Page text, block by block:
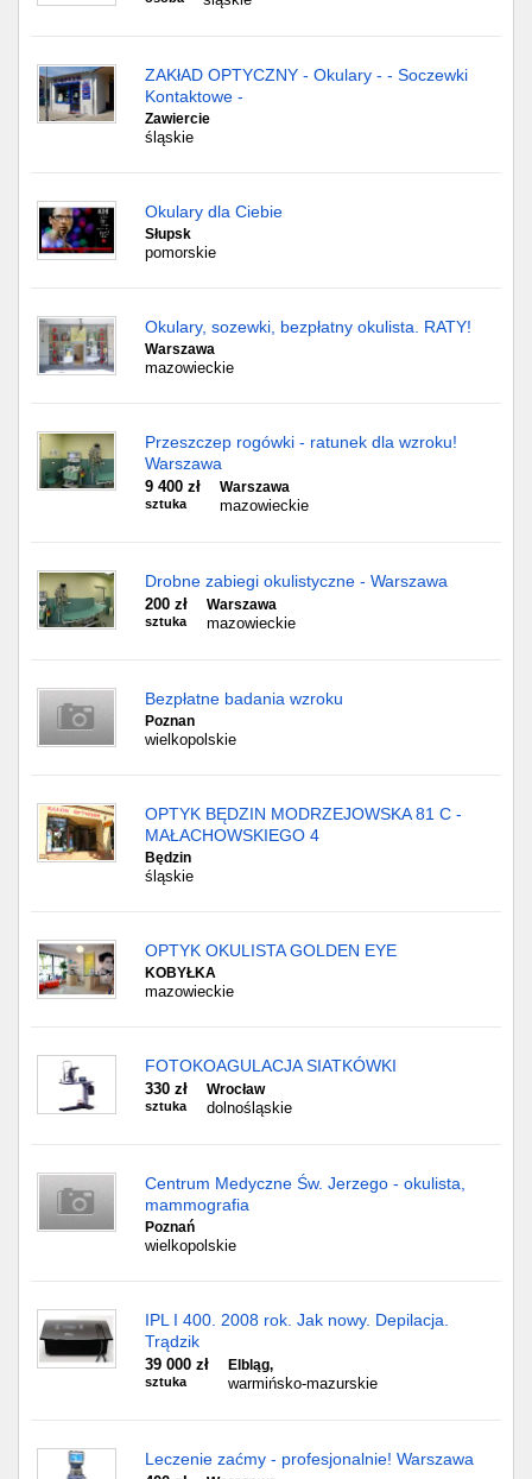
ZAKłAD OPTYCZNY - Okulary - - Soczewki
Kontaktowe -
Zawiercie
śląskie
Okulary dla Ciebie
Słupsk
pomorskie
Okulary, sozewki, bezpłatny okulista. RATY!
Warszawa
mazowieckie
Przeszczep rogówki - ratunek dla wzroku!
Warszawa
9 400 zł
sztuka
Warszawa
mazowieckie
Drobne zabiegi okulistyczne - Warszawa
200 zł
sztuka
Warszawa
mazowieckie
Bezpłatne badania wzroku
Poznan
wielkopolskie
OPTYK BĘDZIN MODRZEJOWSKA 81 C -
MAŁACHOWSKIEGO 4
Będzin
śląskie
OPTYK OKULISTA GOLDEN EYE
KOBYŁKA
mazowieckie
FOTOKOAGULACJA SIATKÓWKI
330 zł
sztuka
Wrocław
dolnośląskie
Centrum Medyczne Św. Jerzego - okulista,
mammografia
Poznań
wielkopolskie
IPL I 400. 2008 rok. Jak nowy. Depilacja.
Trądzik
39 000 zł
sztuka
Elbląg,
warmińsko-mazurskie
Leczenie zaćmy - profesjonalnie! Warszawa